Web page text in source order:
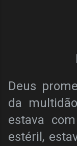
Deus
da
estava
estéril,